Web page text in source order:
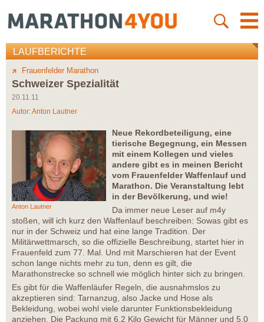
LAUFBERICHTE
Frauenfelder Marathon
Schweizer Spezialität
20.11.11
Autor:Anton Lautner
Anton Lautner
Neue Rekordbeteiligung, eine
tierische Begegnung, ein Messen
mit einem Kollegen und vieles
andere gibt es in meinen Bericht
vom Frauenfelder Waffenlauf und
Marathon. Die Veranstaltung lebt
in der Bevölkerung, und wie!
Da immer neue Leser auf m4y
stoßen, will ich kurz den Waffenlauf beschreiben: Sowas gibt es
nur in der Schweiz und hat eine lange Tradition. Der
Militärwettmarsch, so die offizielle Beschreibung, startet hier in
Frauenfeld zum 77. Mal. Und mit Marschieren hat der Event
schon lange nichts mehr zu tun, denn es gilt, die
Marathonstrecke so schnell wie möglich hinter sich zu bringen.
Es gibt für die Waffenläufer Regeln, die ausnahmslos zu
akzeptieren sind: Tarnanzug, also Jacke und Hose als
Bekleidung, wobei wohl viele darunter Funktionsbekleidung
anziehen. Die Packung mit 6,2 Kilo Gewicht für Männer und 5,0